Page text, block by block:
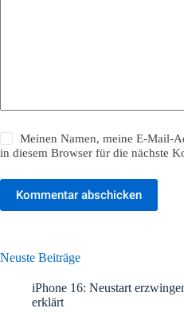
Meinen Namen, meine E-Mail-
in diesem Browser für die nächste
Kommentar abschicken
Neuste Beiträge
iPhone 16: Neustart
erklärt